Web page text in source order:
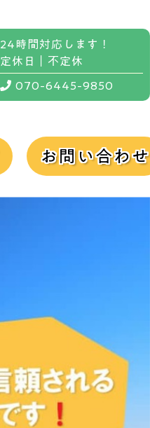
24時間対応します！
定休日｜不定休
070-6445-9850
お問い合わせ